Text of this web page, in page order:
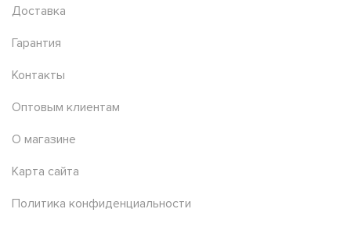
Доставка
Гарантия
Контакты
Оптовым клиентам
О магазине
Карта сайта
Политика конфиденциальности